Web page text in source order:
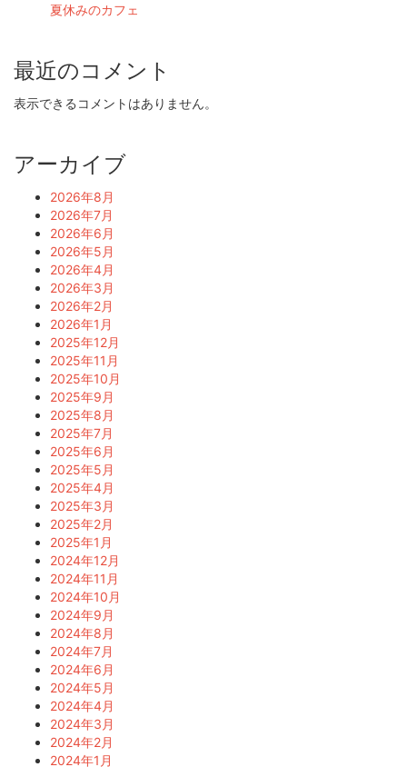
夏休みのカフェ
最近のコメント
表示できるコメントはありません。
アーカイブ
2026年8月
2026年7月
2026年6月
2026年5月
2026年4月
2026年3月
2026年2月
2026年1月
2025年12月
2025年11月
2025年10月
2025年9月
2025年8月
2025年7月
2025年6月
2025年5月
2025年4月
2025年3月
2025年2月
2025年1月
2024年12月
2024年11月
2024年10月
2024年9月
2024年8月
2024年7月
2024年6月
2024年5月
2024年4月
2024年3月
2024年2月
2024年1月